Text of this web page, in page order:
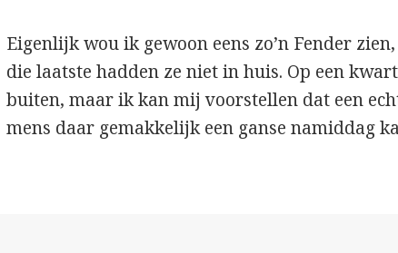
Eigenlijk wou ik gewoon eens zo’n Fender
die laatste hadden ze niet in huis. Op een
buiten, maar ik kan mij voorstellen dat een
mens daar gemakkelijk een ganse namiddag